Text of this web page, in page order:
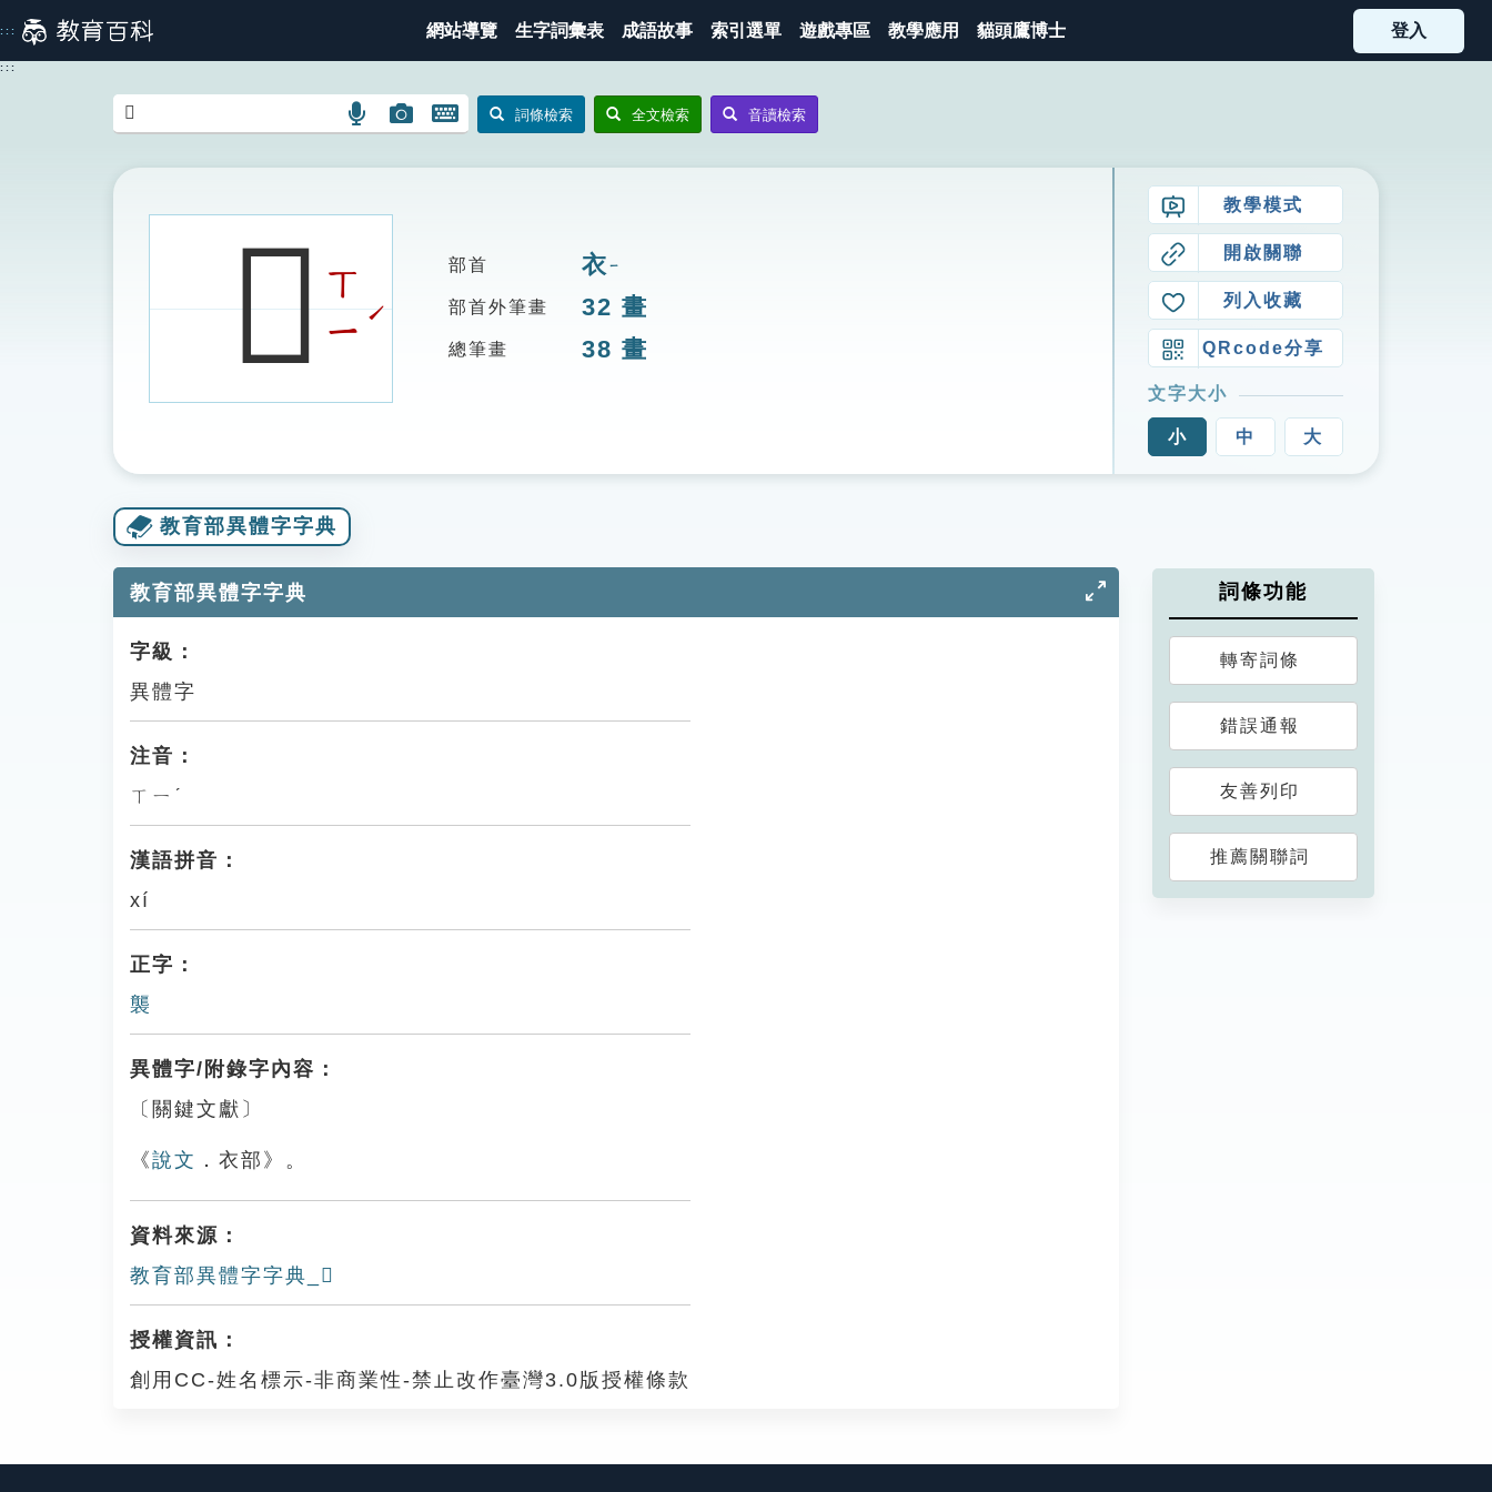
到
主
::: 網站導覽 生字詞彙表 成語故事 索引選單 遊戲專區 教學應用 貓頭鷹博士 登入
:::
語
搜
圖
圖
搜
開
鍵
詞條檢索 全文檢索 音讀檢索
𧟟ㄒ
ㄧ
ˊ
部首 衣 ㄧ
部首外筆畫 32 畫
總筆畫 38 畫
教學模式
開啟關聯
列入收藏
QRcode分享
文字大小
小 中 大
教育部異體字字典
教育部異體字字典
字級：
異體字
注音：
ㄒㄧˊ
漢語拼音：
xí
正字：
襲
異體字/附錄字內容：
〔關鍵文獻〕
《說文 ．衣部》。
資料來源：
教育部異體字字典_𧟟
授權資訊：
創用CC-姓名標示-非商業性-禁止改作臺灣3.0版授權條款
詞條功能
轉寄詞條
錯誤通報
友善列印
推薦關聯詞